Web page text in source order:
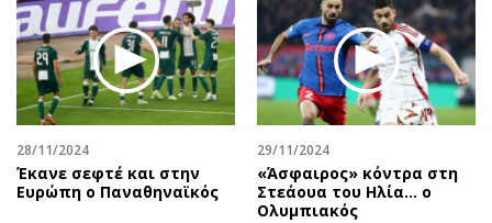
28/11/2024
Έκανε σεφτέ και στην
Ευρώπη ο Παναθηναϊκός
29/11/2024
«Άσφαιρος» κόντρα στη
Στεάουα του Ηλία... ο
Ολυμπιακός